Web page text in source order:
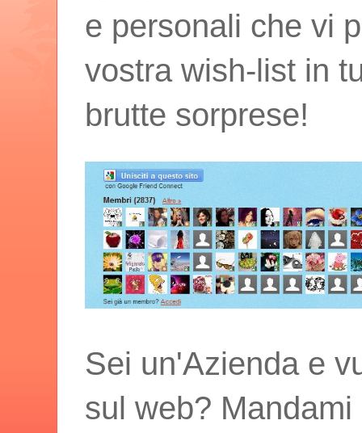
e personali che vi
vostra wish-list in
brutte sorprese!
Sei un'Azienda e
sul web?